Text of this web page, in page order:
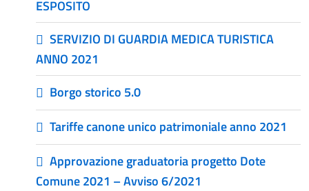
ESPOSITO
SERVIZIO DI GUARDIA MEDICA TURISTICA
ANNO 2021
Borgo storico 5.0
Tariffe canone unico patrimoniale anno 2021
Approvazione graduatoria progetto Dote
Comune 2021 – Avviso 6/2021